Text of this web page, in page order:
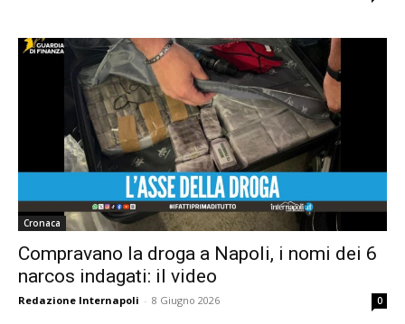
Cronaca
Compravano la droga a Napoli, i nomi dei 6
narcos indagati: il video
Redazione Internapoli - 8 Giugno 2026 0